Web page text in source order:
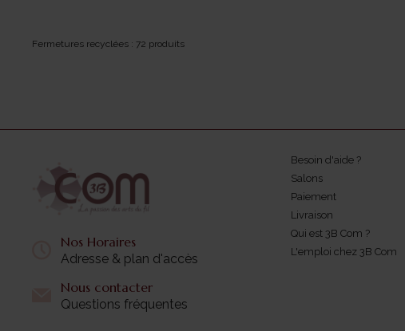
Fermetures recyclées : 72 produits
Nos Horaires
Adresse & plan d'accès
Nous contacter
Questions fréquentes
Besoin d'aide ?
Salons
Paiement
Livraison
Qui est 3B Com ?
L'emploi chez 3B Com